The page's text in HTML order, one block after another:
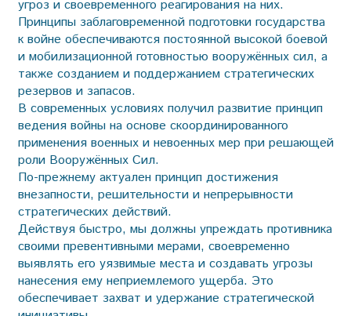
угроз и свое­временного реагирования на них.
Принципы заблаговременной подготовки государства
к войне обеспечиваются постоянной высокой боевой
и мобилизационной готовностью вооружённых сил, а
также созданием и поддержанием стратегических
резервов и запасов.
В современных условиях получил развитие принцип
ведения вой­ны на основе скоординированного
применения военных и невоенных мер при решающей
роли Вооружённых Сил.
По-прежнему актуален принцип достижения
внезапности, решительности и непрерывности
стратегических действий.
Действуя быстро, мы должны упреждать противника
своими превентивными мерами, своевременно
выявлять его уязвимые места и создавать угрозы
нанесения ему неприемлемого ущерба. Это
обеспечивает захват и удержание стратегической